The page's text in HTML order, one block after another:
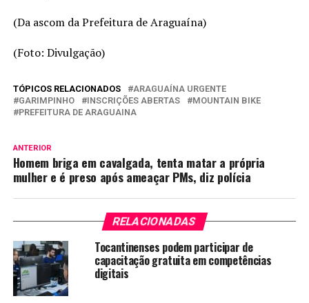
(Da ascom da Prefeitura de Araguaína)
(Foto: Divulgação)
TÓPICOS RELACIONADOS
ARAGUAÍNA URGENTE
GARIMPINHO
INSCRIÇÕES ABERTAS
MOUNTAIN BIKE
PREFEITURA DE ARAGUAINA
ANTERIOR
Homem briga em cavalgada, tenta matar a própria
mulher e é preso após ameaçar PMs, diz polícia
RELACIONADAS
Tocantinenses podem participar de
capacitação gratuita em competências
digitais